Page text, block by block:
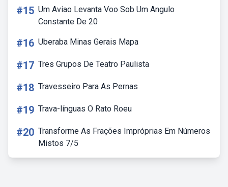
#15 Um Aviao Levanta Voo Sob Um Angulo
Constante De 20
#16 Uberaba Minas Gerais Mapa
#17 Tres Grupos De Teatro Paulista
#18 Travesseiro Para As Pernas
#19 Trava-línguas O Rato Roeu
#20 Transforme As Frações Impróprias Em Números
Mistos 7/5